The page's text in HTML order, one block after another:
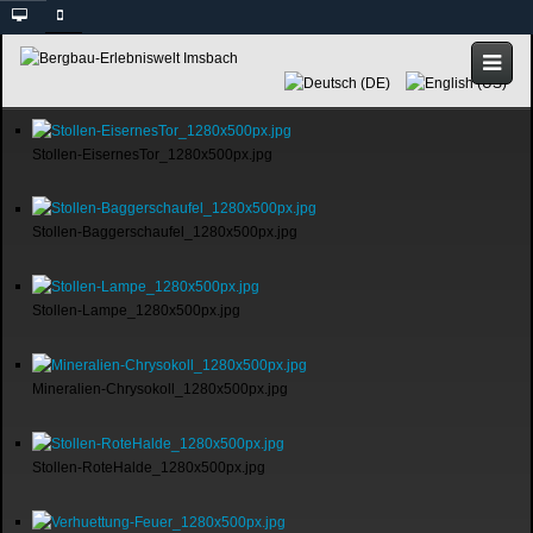
Stollen-EisernesTor_1280x500px.jpg
Stollen-Baggerschaufel_1280x500px.jpg
Stollen-Lampe_1280x500px.jpg
Mineralien-Chrysokoll_1280x500px.jpg
Stollen-RoteHalde_1280x500px.jpg